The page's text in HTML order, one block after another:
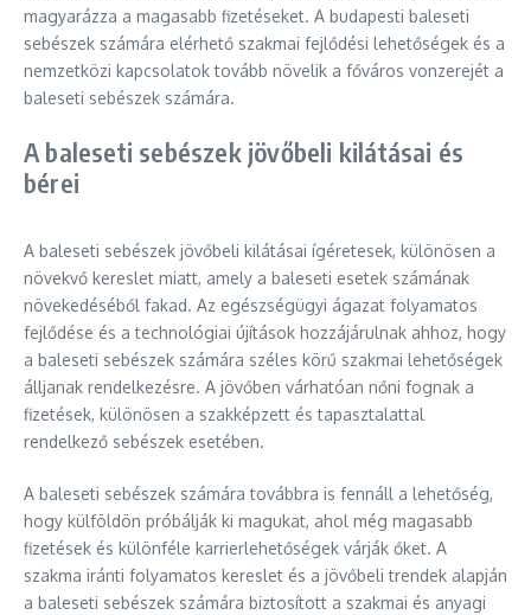
magyarázza a magasabb fizetéseket. A budapesti baleseti
sebészek számára elérhető szakmai fejlődési lehetőségek és a
nemzetközi kapcsolatok tovább növelik a főváros vonzerejét a
baleseti sebészek számára.
A baleseti sebészek jövőbeli kilátásai és
bérei
A baleseti sebészek jövőbeli kilátásai ígéretesek, különösen a
növekvő kereslet miatt, amely a baleseti esetek számának
növekedéséből fakad. Az egészségügyi ágazat folyamatos
fejlődése és a technológiai újítások hozzájárulnak ahhoz, hogy
a baleseti sebészek számára széles körű szakmai lehetőségek
álljanak rendelkezésre. A jövőben várhatóan nőni fognak a
fizetések, különösen a szakképzett és tapasztalattal
rendelkező sebészek esetében.
A baleseti sebészek számára továbbra is fennáll a lehetőség,
hogy külföldön próbálják ki magukat, ahol még magasabb
fizetések és különféle karrierlehetőségek várják őket. A
szakma iránti folyamatos kereslet és a jövőbeli trendek alapján
a baleseti sebészek számára biztosított a szakmai és anyagi